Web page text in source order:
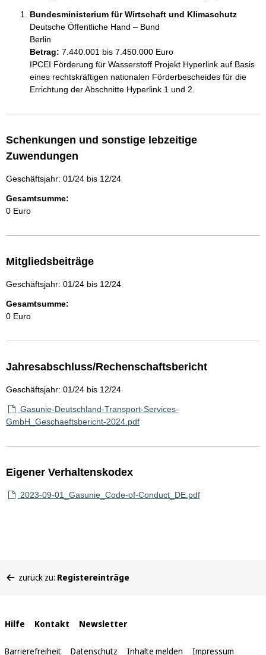
Bundesministerium für Wirtschaft und Klimaschutz
Deutsche Öffentliche Hand – Bund
Berlin
Betrag: 7.440.001 bis 7.450.000 Euro
IPCEI Förderung für Wasserstoff Projekt Hyperlink auf Basis
eines rechtskräftigen nationalen Förderbescheides für die
Errichtung der Abschnitte Hyperlink 1 und 2.
Schenkungen und sonstige lebzeitige
Zuwendungen
Geschäftsjahr: 01/24 bis 12/24
Gesamtsumme:
0 Euro
Mitgliedsbeiträge
Geschäftsjahr: 01/24 bis 12/24
Gesamtsumme:
0 Euro
Jahresabschluss/Rechenschaftsbericht
Geschäftsjahr: 01/24 bis 12/24
Gasunie-Deutschland-Transport-Services-
GmbH_Geschaeftsbericht-2024.pdf
Eigener Verhaltenskodex
2023-09-01_Gasunie_Code-of-Conduct_DE.pdf
befinden
zurück zu: Registereinträge
Interne
Links
Hilfe Kontakt Newsletter
Barrierefreiheit Datenschutz Inhalte melden Impressum